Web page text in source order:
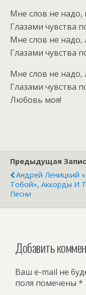
Мне слов не
Глазами чувства
Мне слов не
Глазами чувства
Мне слов не
Глазами чувства
Любовь моя!
Предыдущая
Андрей Леницкий
Тобой», Аккорды И
Песни
Добавить
Ваш e-mail не
поля помечены *